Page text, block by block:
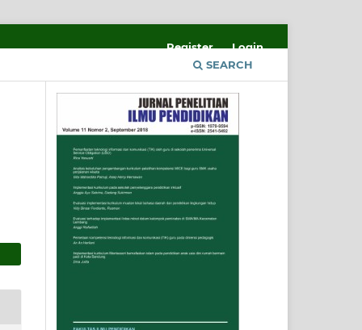
SEARCH
Register Login